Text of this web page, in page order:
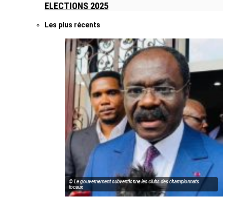
ELECTIONS 2025
Les plus récents
© Le gouvernement subventionne les clubs des championnats
locaux